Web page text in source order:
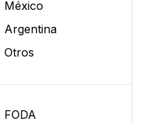
México
Argentina
Otros
FODA